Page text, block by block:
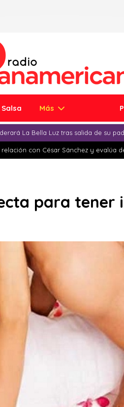
Salsa Más
La Bella Luz tras salida de su
con César Sánchez y evalúa
para tener